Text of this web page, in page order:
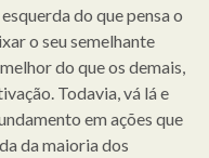
do que pensa o
o seu semelhante
do que os demais,
Todavia, vá lá e
em ações que
da maioria dos